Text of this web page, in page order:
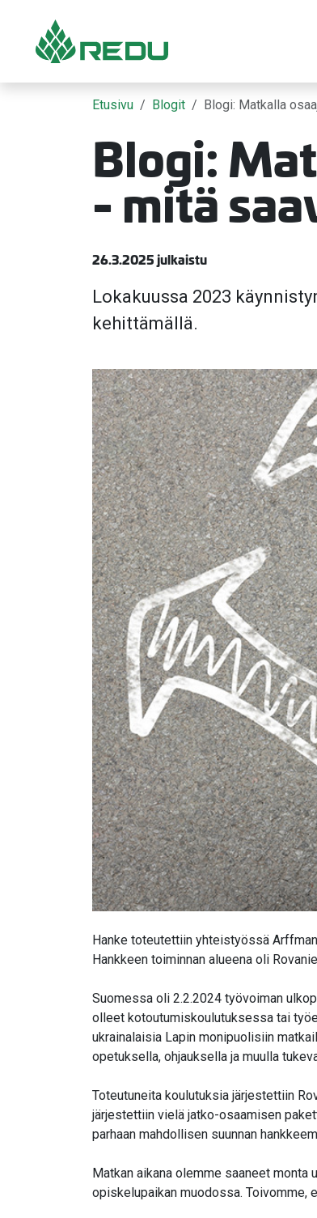
Etusivu Blogit Blogi: Matkalla
Blogi:
- mitä
26.3.2025 julkaistu
Lokakuussa 2023
kehittämällä.
Hanke toteutettiin yhteistyössä Arffman
Hankkeen toiminnan alueena oli
Suomessa oli 2.2.2024 työvoiman
olleet kotoutumiskoulutuksessa tai
ukrainalaisia Lapin monipuolisiin
opetuksella, ohjauksella ja muulla
Toteutuneita koulutuksia järjestettiin
järjestettiin vielä jatko-osaamisen
parhaan mahdollisen suunnan
Matkan aikana olemme saaneet
opiskelupaikan muodossa. Toivomme,